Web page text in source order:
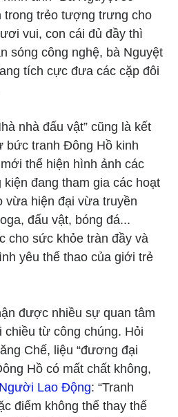
trong trẻo tượng trưng cho
vui, con cái đủ đầy thì
sóng công nghệ, bà Nguyệt
tích cực đưa các cặp đôi
nhà đấu vật” cũng là kết
bức tranh Đông Hồ kinh
thể hiện hình ảnh các
đang tham gia các hoạt
vừa hiện đại vừa truyền
đấu vật, bóng đá...
cho sức khỏe tràn đầy và
yêu thể thao của giới trẻ
được nhiều sự quan tâm
chiều từ công chúng. Hỏi
Chế, liệu “đương đại
Hồ có mất chất không,
Lao Động: “Tranh
điểm không thể thay thế